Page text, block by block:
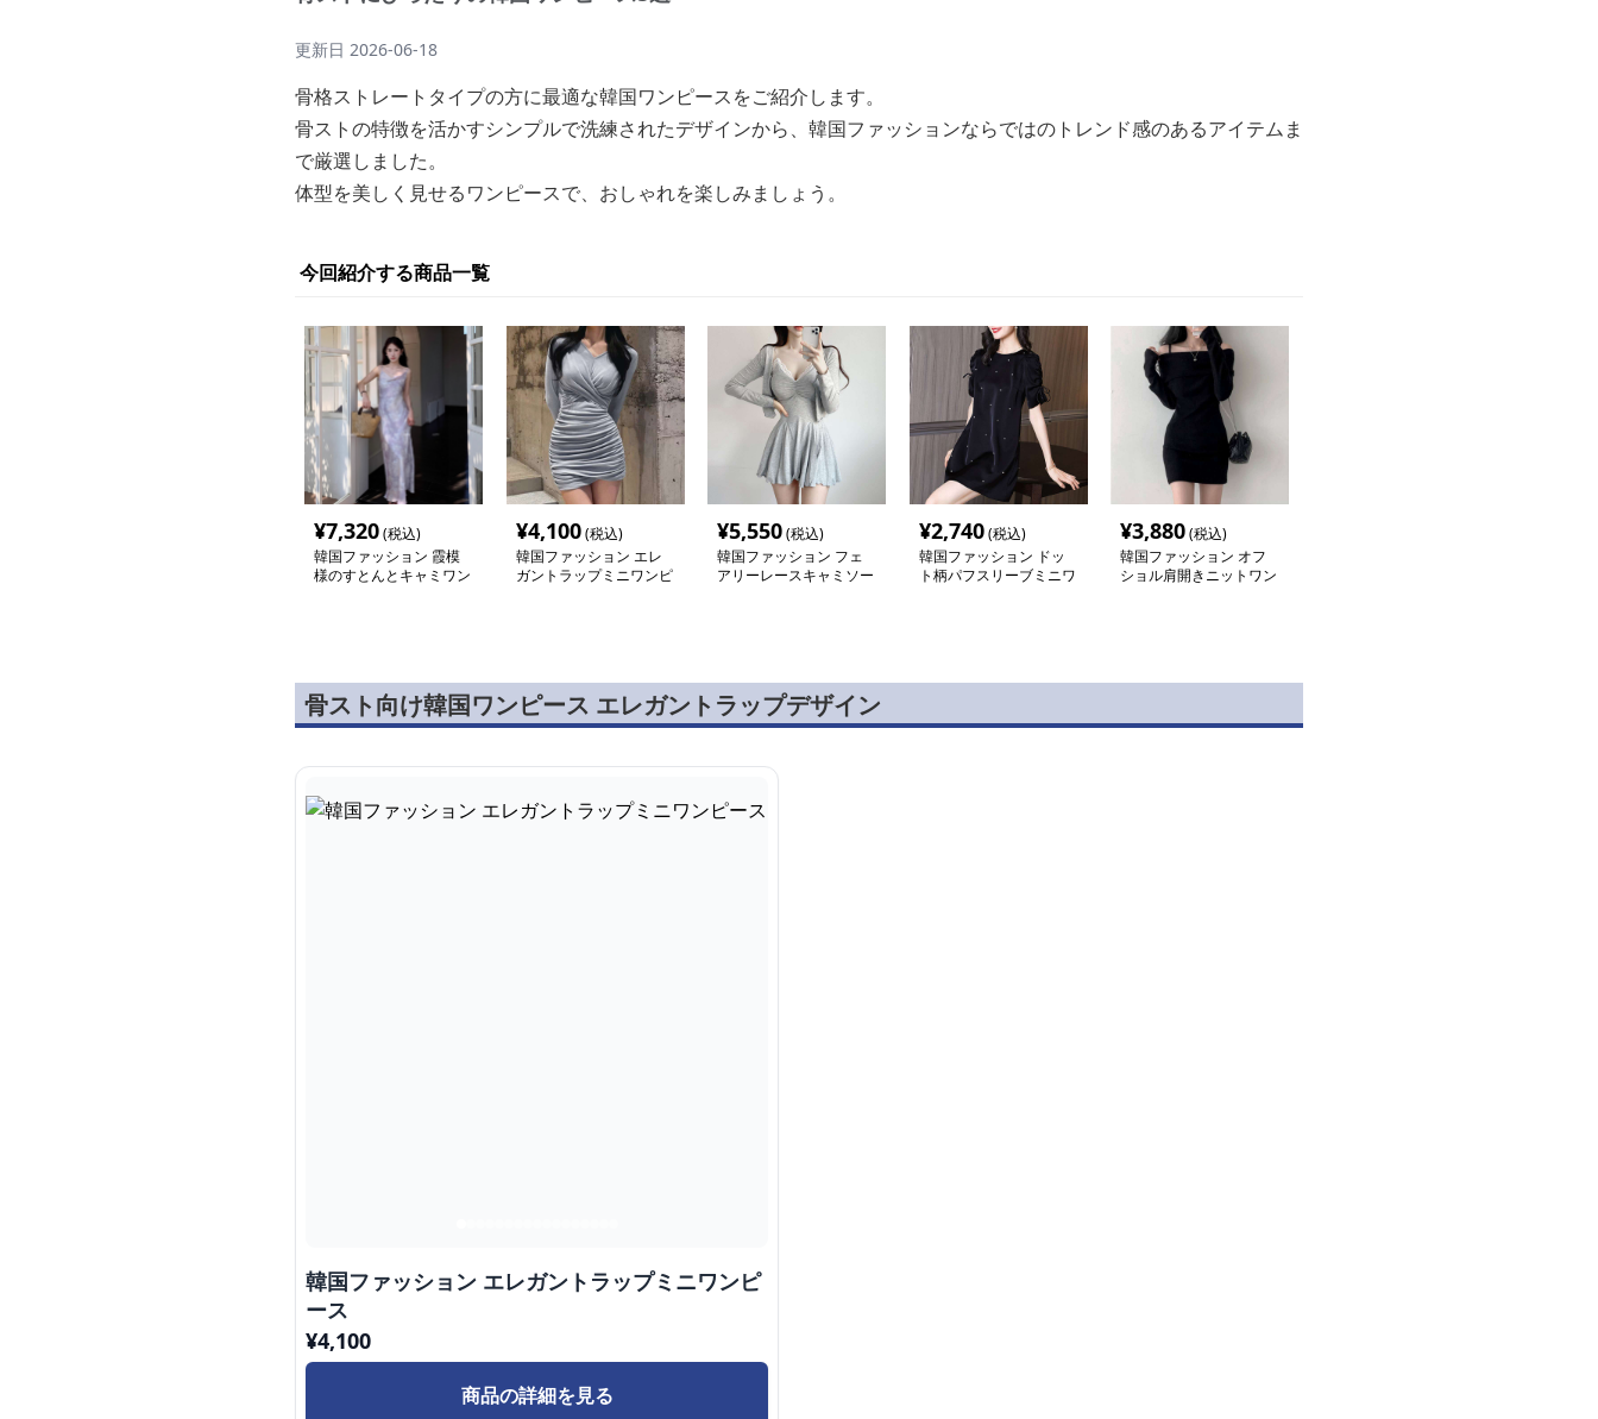
更新日 2026-06-18
骨格ストレートタイプの方に最適な韓国ワンピースをご紹介します。
骨ストの特徴を活かすシンプルで洗練されたデザインから、韓国ファッションならではのトレンド感のあるアイテムま
で厳選しました。
体型を美しく見せるワンピースで、おしゃれを楽しみましょう。
今回紹介する商品一覧
¥7,320(税込)
韓国ファッション 霞模
様のすとんとキャミワン
¥4,100(税込)
韓国ファッション エレ
ガントラップミニワンピ
¥5,550(税込)
韓国ファッション フェ
アリーレースキャミソー
¥2,740(税込)
韓国ファッション ドッ
ト柄パフスリーブミニワ
¥3,880(税込)
韓国ファッション オフ
ショル肩開きニットワン
骨スト向け韓国ワンピース エレガントラップデザイン
韓国ファッション エレガントラップミニワンピ
ース
¥4,100
商品の詳細を見る